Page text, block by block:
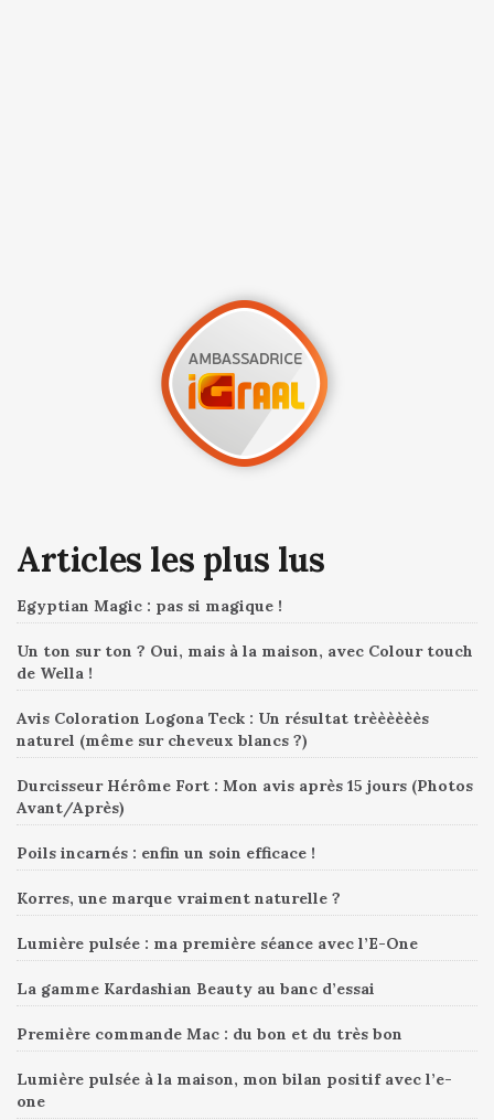
Articles les plus lus
Egyptian Magic : pas si magique !
Un ton sur ton ? Oui, mais à la maison, avec Colour touch
de Wella !
Avis Coloration Logona Teck : Un résultat trèèèèèès
naturel (même sur cheveux blancs ?)
Durcisseur Hérôme Fort : Mon avis après 15 jours (Photos
Avant/Après)
Poils incarnés : enfin un soin efficace !
Korres, une marque vraiment naturelle ?
Lumière pulsée : ma première séance avec l’E-One
La gamme Kardashian Beauty au banc d’essai
Première commande Mac : du bon et du très bon
Lumière pulsée à la maison, mon bilan positif avec l’e-
one